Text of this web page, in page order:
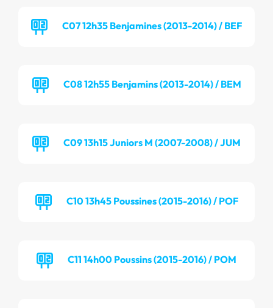
C07 12h35 Benjamines (2013-2014) / BEF
C08 12h55 Benjamins (2013-2014) / BEM
C09 13h15 Juniors M (2007-2008) / JUM
C10 13h45 Poussines (2015-2016) / POF
C11 14h00 Poussins (2015-2016) / POM